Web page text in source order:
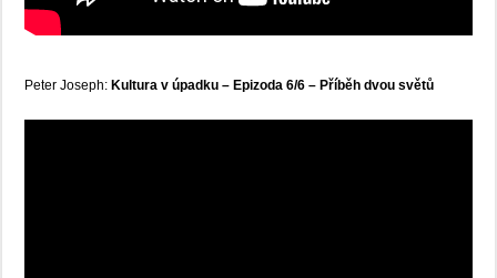
Peter Joseph: Kultura v úpadku – Epizoda 6/6 – Příběh dvou světů